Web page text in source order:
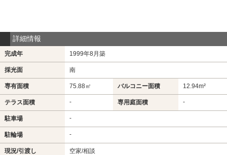
詳細情報
完成年 1999年8月築
採光面 南
専有面積 75.88㎡ バルコニー面積 12.94m²
テラス面積 - 専用庭面積 -
駐車場 -
駐輪場 -
現況/引渡し 空家/相談